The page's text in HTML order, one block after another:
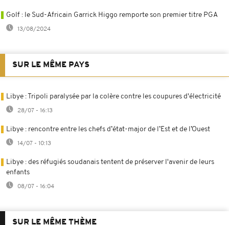
Golf : le Sud-Africain Garrick Higgo remporte son premier titre PGA
13/08/2024
SUR LE MÊME PAYS
Libye : Tripoli paralysée par la colère contre les coupures d'électricité
28/07 - 16:13
Libye : rencontre entre les chefs d’état-major de l’Est et de l’Ouest
14/07 - 10:13
Libye : des réfugiés soudanais tentent de préserver l'avenir de leurs
enfants
08/07 - 16:04
SUR LE MÊME THÈME